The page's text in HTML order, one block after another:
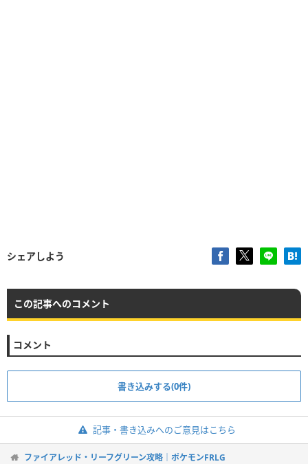
シェアしよう
この記事へのコメント
コメント
書き込みする(0件)
記事・書き込みへのご意見はこちら
ファイアレッド・リーフグリーン攻略｜ポケモンFRLG